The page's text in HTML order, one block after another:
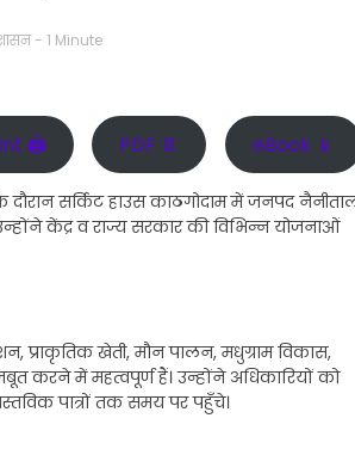
- 1 Minute
🖨 PDF 📄 eBook 📱
सर्किट हाउस काठगोदाम में जनपद
केंद्र व राज्य सरकार की विभिन्न योजनाओं
प्राकृतिक खेती, मौन पालन, मधुग्राम विकास,
करने में महत्वपूर्ण हैं। उन्होंने अधिकारियों को
पात्रों तक समय पर पहुँचे।